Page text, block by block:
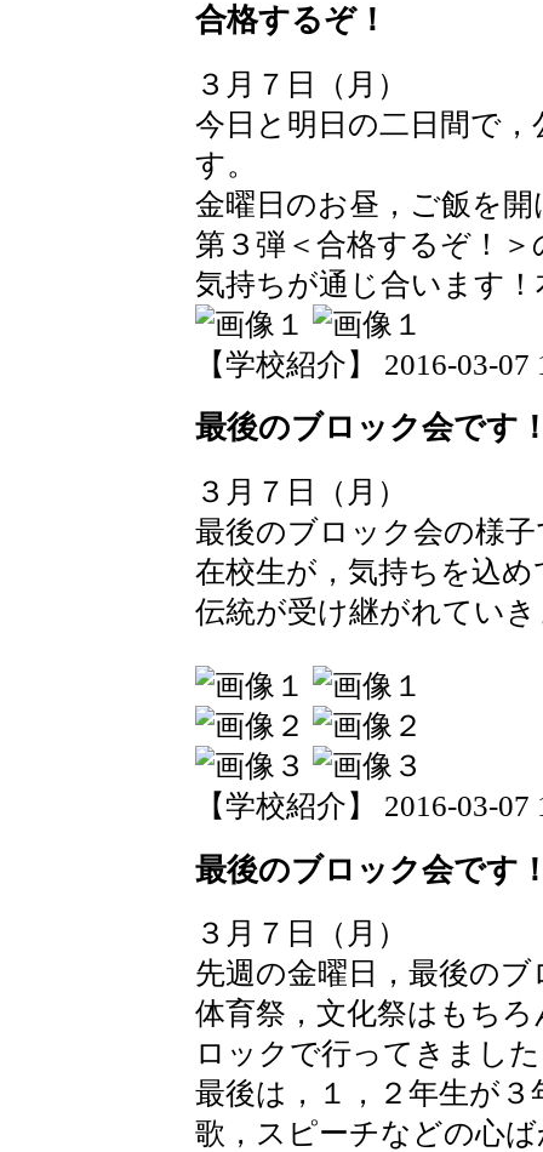
合格するぞ！
３月７日（月）
今日と明日の二日間で
す。
金曜日のお昼，ご飯を
第３弾＜合格するぞ！
気持ちが通じ合います
【学校紹介】 2016-03-07
最後のブロック会です
３月７日（月）
最後のブロック会の様
在校生が，気持ちを込
伝統が受け継がれてい
【学校紹介】 2016-03-07
最後のブロック会です
３月７日（月）
先週の金曜日，最後の
体育祭，文化祭はもち
ロックで行ってきまし
最後は，１，２年生が
歌，スピーチなどの心